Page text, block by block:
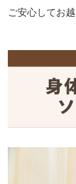
ご安心してお